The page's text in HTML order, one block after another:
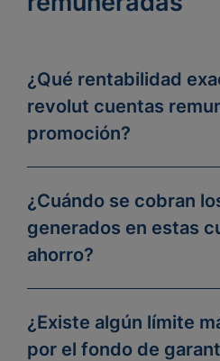
¿Qué rentabilidad
revolut cuentas
promoción?
¿Cuándo se cobran
generados en estas
ahorro?
¿Existe algún límite
por el fondo de